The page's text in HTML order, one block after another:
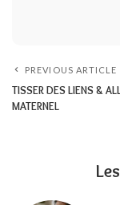
PREVIOUS ARTICLE
TISSER DES LIENS &
MATERNEL